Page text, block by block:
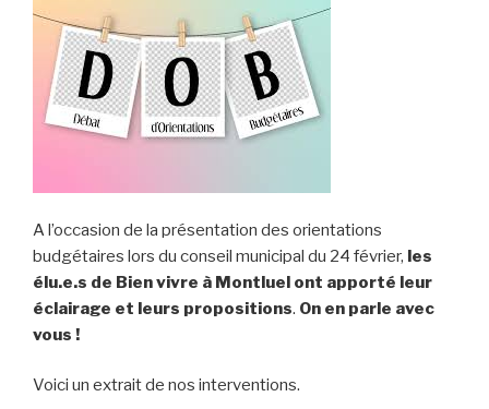
A l’occasion de la présentation des orientations
budgétaires lors du conseil municipal du 24 février, les
élu.e.s de Bien vivre à Montluel ont apporté leur
éclairage et leurs propositions. On en parle avec
vous !
Voici un extrait de nos interventions.